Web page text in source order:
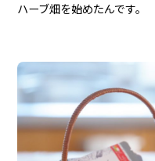
ハーブ畑を始めたんです。